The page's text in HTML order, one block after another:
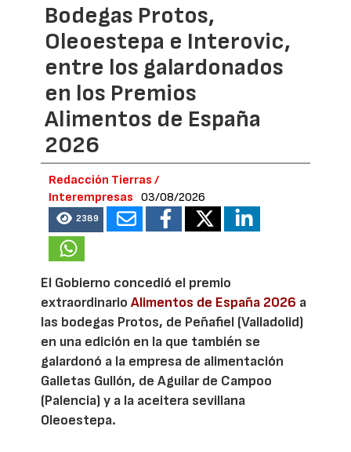
Bodegas Protos,
Oleoestepa e Interovic,
entre los galardonados
en los Premios
Alimentos de España
2026
Redacción Tierras /
Interempresas
03/08/2026
2389
El Gobierno concedió el premio
extraordinarioAlimentos de España 2026 a
las bodegas Protos, de Peñafiel (Valladolid)
en una edición en la que también se
galardonó a la empresa de alimentación
Galletas Gullón, de Aguilar de Campoo
(Palencia) y a la aceitera sevillana
Oleoestepa.